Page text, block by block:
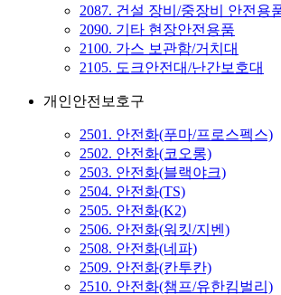
2087. 건설 장비/중장비 안전용
2090. 기타 현장안전용품
2100. 가스 보관함/거치대
2105. 도크안전대/난간보호대
개인안전보호구
2501. 안전화(푸마/프로스펙스)
2502. 안전화(코오롱)
2503. 안전화(블랙야크)
2504. 안전화(TS)
2505. 안전화(K2)
2506. 안전화(워킷/지벤)
2508. 안전화(네파)
2509. 안전화(칸투칸)
2510. 안전화(챔프/유한킴벌리)